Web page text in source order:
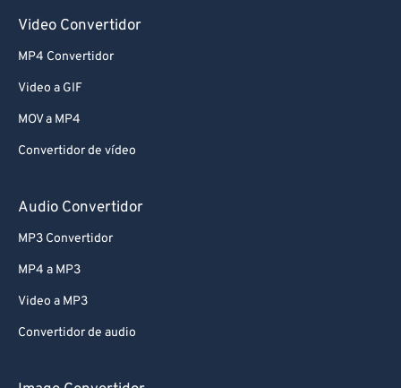
Video Convertidor
MP4 Convertidor
Video a GIF
MOV a MP4
Convertidor de vídeo
Audio Convertidor
MP3 Convertidor
MP4 a MP3
Video a MP3
Convertidor de audio